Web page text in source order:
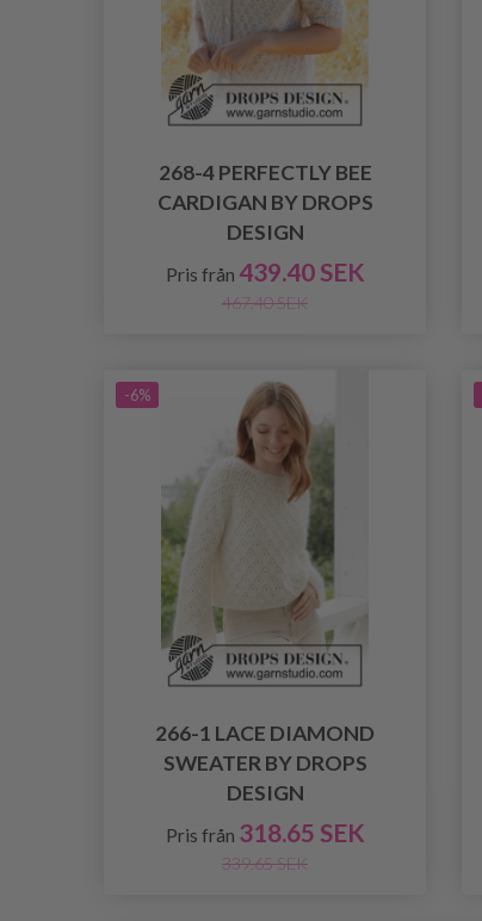
268-4 PERFECTLY BEE
CARDIGAN BY DROPS
DESIGN
Pris från 439.40 SEK
467.40 SEK
-6%
266-1 LACE DIAMOND
SWEATER BY DROPS
DESIGN
Pris från 318.65 SEK
339.65 SEK